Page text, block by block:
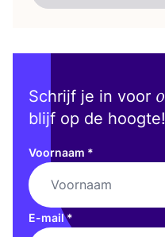
Schrijf je in voor
blijf op de hoogte!
Voornaam *
E-mail*